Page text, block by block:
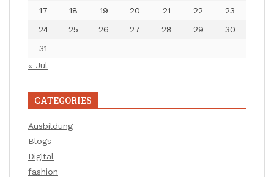
17
18 19 20 21 22
23
24
25 26 27 28 29
30
31
« Jul
CATEGORIES
Ausbildung
Blogs
Digital
fashion